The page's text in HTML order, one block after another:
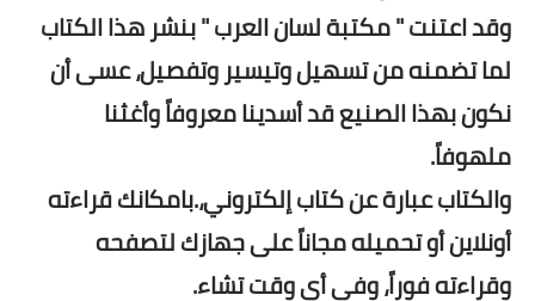
وقد اعتنت " مكتبة لسان العرب " بنشر هذا الكتاب
لما تضمنه من تسهيل وتيسير وتفصيل، عسى أن
نكون بهذا الصنيع قد أسدينا معروفاً وأغثنا
ملهوفاً.
والكتاب عبارة عن كتاب إلكتروني،.بامكانك قراءته
أونلاين أو تحميله مجاناً على جهازك لتصفحه
وقراءته فوراً، وفى أى وقت تشاء.